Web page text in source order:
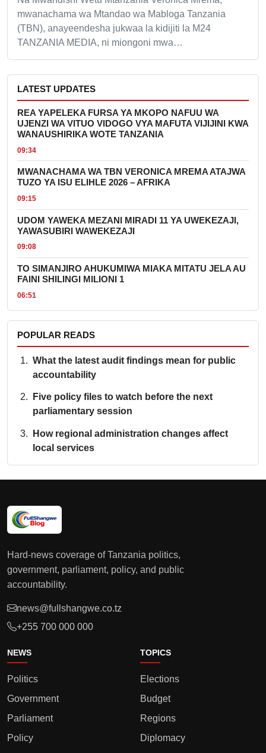
mwanachama wa Mtandao wa Mabloga Tanzania
(TBN), anayeendesha jukwaa la kidijiti la M24
TANZANIA MEDIA, ni miongoni mwa…
LATEST UPDATES
REA YAPELEKA FURSA YA MKOPO NAFUU WA
UJENZI WA VITUO VIDOGO VYA MAFUTA VIJIJINI KWA
WANAUSHIRIKA WOTE TANZANIA
09:34
MWANACHAMA WA TBN VERONICA MREMA ATAJWA
TUZO YA ISU ELIHLE 2026 – AFRIKA
09:15
UDOM YAWEKA MEZANI MIRADI 11 YA UWEKEZAJI,
YAWASUBIRI WAWEKEZAJI
09:08
TO SIMANJIRO AHUKUMIWA MIAKA MITATU JELA AU
FAINI SHILINGI MILIONI 1
06:51
POPULAR READS
What the latest audit findings mean for public
accountability
Five policy files to watch before the next
parliamentary session
How regional administration changes affect
local services
Hard-news coverage of Tanzania politics,
government, parliament, policy, and public
accountability.
news@fullshangwe.co.tz
+255 700 000 000
NEWS
Politics
Government
Parliament
Policy
TOPICS
Elections
Budget
Regions
Diplomacy